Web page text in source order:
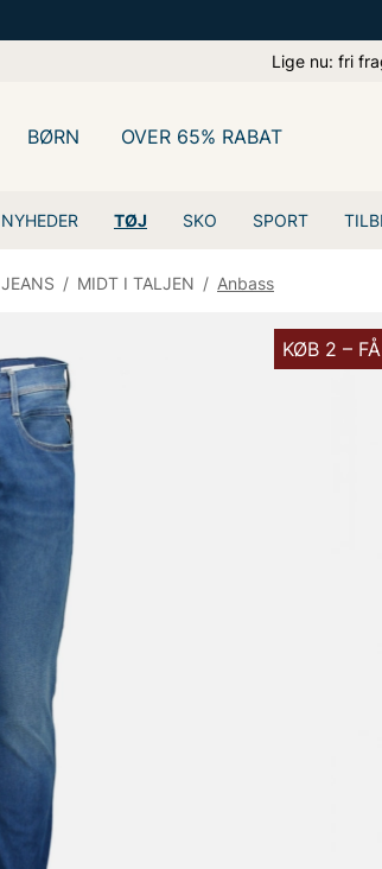
Lige nu: fri
NYHEDER TØJ SKO SPORT
BØRN OVER 65% RABAT
JEANS / MIDT I TALJEN / Anbass
KØB 2 –